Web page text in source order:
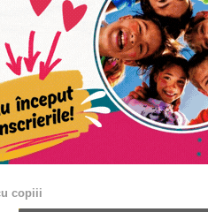
copiii